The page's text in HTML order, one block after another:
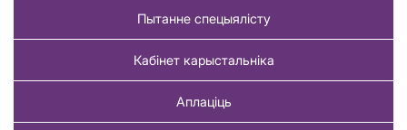
Пытанне спецыялісту
Кабінет карыстальніка
Аплаціць